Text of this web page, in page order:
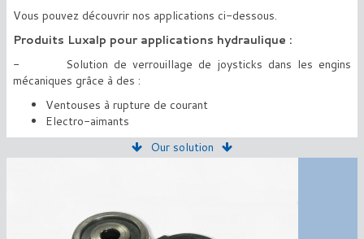
Vous pouvez découvrir nos applications ci-dessous.
Produits Luxalp pour applications hydraulique :
- Solution de verrouillage de joysticks dans les engins
mécaniques grâce à des :
Ventouses à rupture de courant
Electro-aimants
Our solution